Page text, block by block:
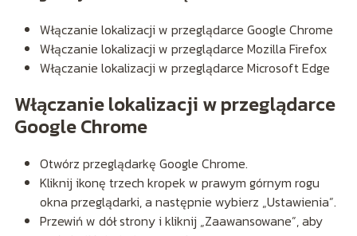
Włączanie lokalizacji w przeglądarce Google Chrome
Włączanie lokalizacji w przeglądarce Mozilla Firefox
Włączanie lokalizacji w przeglądarce Microsoft Edge
Włączanie lokalizacji w przeglądarce
Google Chrome
Otwórz przeglądarkę Google Chrome.
Kliknij ikonę trzech kropek w prawym górnym rogu
okna przeglądarki, a następnie wybierz „Ustawienia”.
Przewiń w dół strony i kliknij „Zaawansowane”, aby